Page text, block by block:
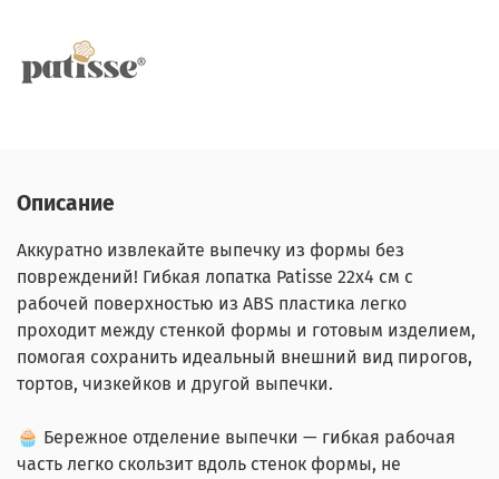
Описание
Аккуратно извлекайте выпечку из формы без
повреждений! Гибкая лопатка Patisse 22х4 см c
рабочей поверхностью из ABS пластика легко
проходит между стенкой формы и готовым изделием,
помогая сохранить идеальный внешний вид пирогов,
тортов, чизкейков и другой выпечки.
🧁 Бережное отделение выпечки — гибкая рабочая
часть легко скользит вдоль стенок формы, не